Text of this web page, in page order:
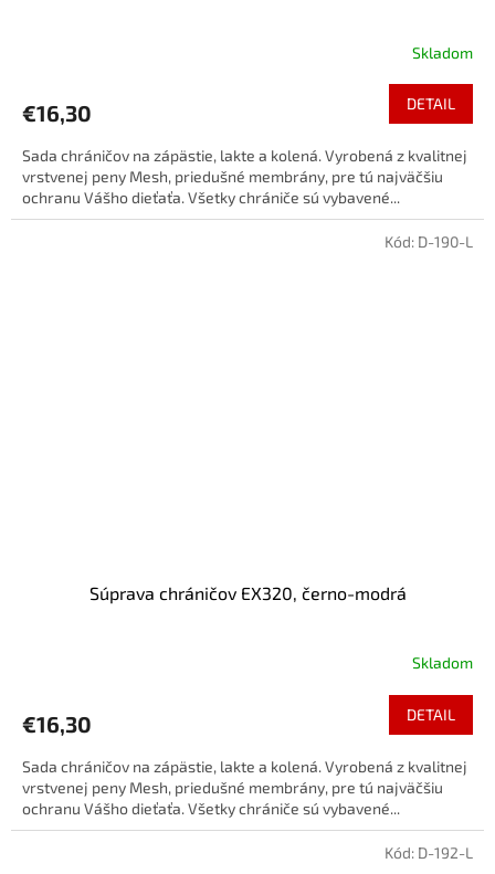
Skladom
€16,30 DETAIL
Sada chráničov na zápästie, lakte a kolená. Vyrobená z kvalitnej
vrstvenej peny Mesh, priedušné membrány, pre tú najväčšiu
ochranu Vášho dieťaťa. Všetky chrániče sú vybavené...
Súprava chráničov EX320, černo-modrá
Skladom
€16,30 DETAIL
Sada chráničov na zápästie, lakte a kolená. Vyrobená z kvalitnej
vrstvenej peny Mesh, priedušné membrány, pre tú najväčšiu
ochranu Vášho dieťaťa. Všetky chrániče sú vybavené...
Kód: D-190-L
Kód: D-192-L